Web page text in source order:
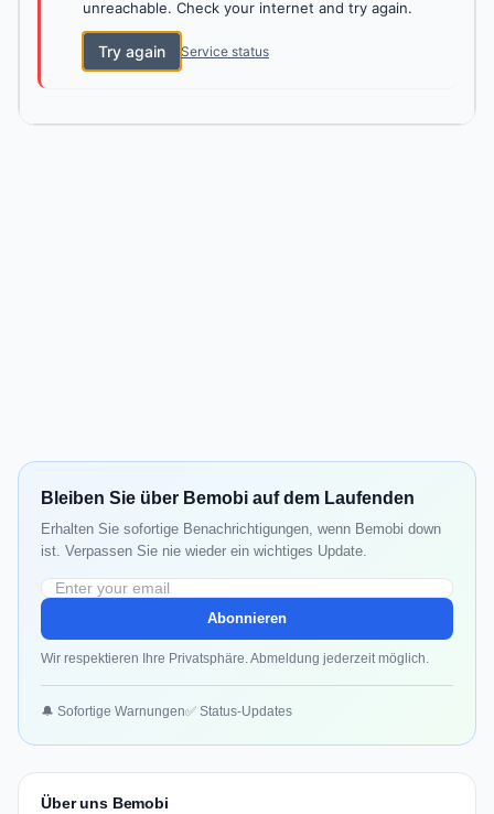
unreachable. Check your internet and try again.
Try again Service status
Bleiben Sie über Bemobi auf dem Laufenden
Erhalten Sie sofortige Benachrichtigungen, wenn Bemobi down
ist. Verpassen Sie nie wieder ein wichtiges Update.
Abonnieren
Wir respektieren Ihre Privatsphäre. Abmeldung jederzeit möglich.
🔔 Sofortige Warnungen✅ Status-Updates
Über uns Bemobi